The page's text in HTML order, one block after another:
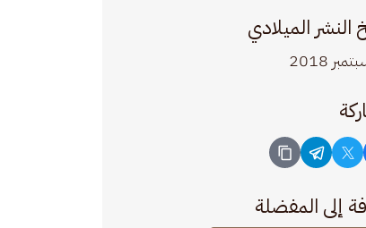
النشر الميلادي
إلى المفضلة